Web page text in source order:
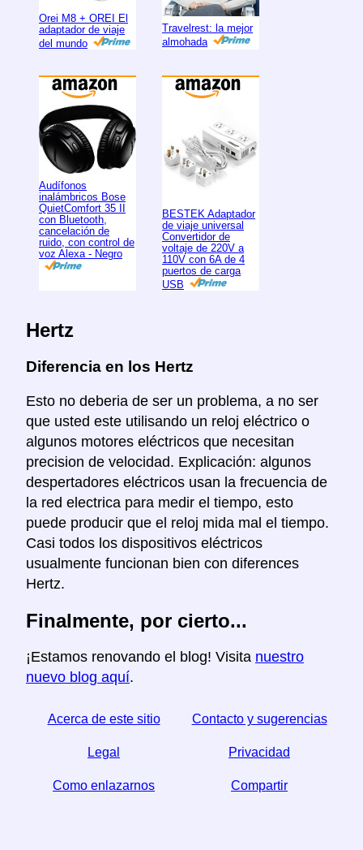
Orei M8 + OREI El
adaptador de viaje
del mundo
Travelrest: la mejor
almohada
Audífonos
inalámbricos Bose
QuietComfort 35 II
con Bluetooth,
cancelación de
ruido, con control de
voz Alexa - Negro
BESTEK Adaptador
de viaje universal
Convertidor de
voltaje de 220V a
110V con 6A de 4
puertos de carga
USB
Hertz
Diferencia en los Hertz
Esto no deberia de ser un problema, a no ser
que usted este utilisando un reloj eléctrico o
algunos motores eléctricos que necesitan
precision de velocidad. Explicación: algunos
despertadores eléctricos usan la frecuencia de
la red electrica para medir el tiempo, esto
puede producir que el reloj mida mal el tiempo.
Casi todos los dispositivos eléctricos
usualmente funcionan bien con diferences
Hertz.
Finalmente, por cierto...
¡Estamos renovando el blog! Visita nuestro
nuevo blog aquí.
Acerca de este sitio Contacto y sugerencias
Legal Privacidad
Como enlazarnos Compartir